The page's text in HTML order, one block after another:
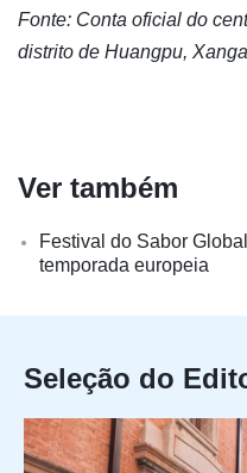
Fonte: Conta oficial do
distrito de Huangpu,
Ver também
Festival do Sabor
temporada europeia
Seleção do